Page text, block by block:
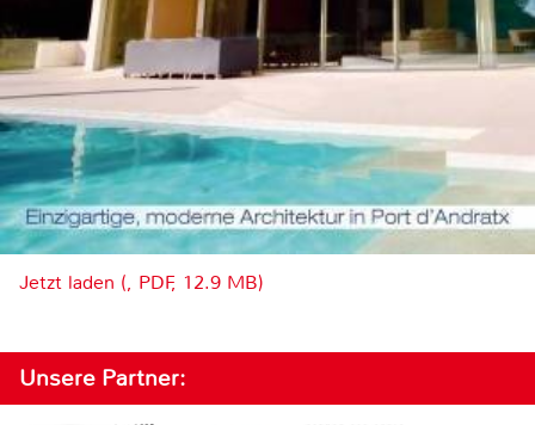
Jetzt laden (, PDF, 12.9 MB)
Unsere Partner: